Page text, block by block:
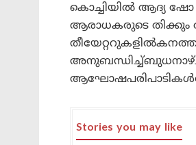
കൊച്ചിയിൽ ആദ്യ ഷോ
ആരാധകരുടെ തിക്കും
Stories you may like